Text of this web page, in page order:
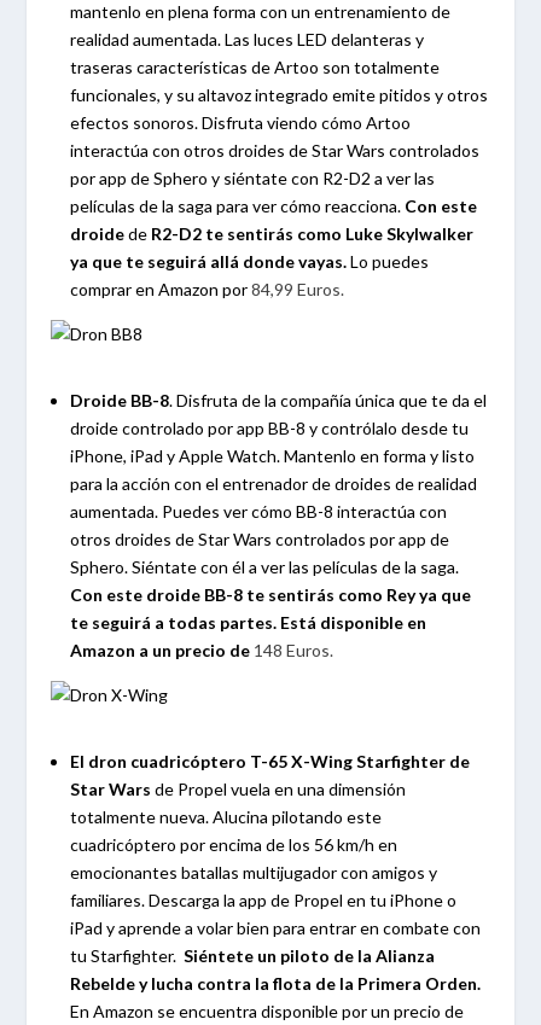
mantenlo en plena forma con un entrenamiento de
realidad aumentada. Las luces LED delanteras y
traseras características de Artoo son totalmente
funcionales, y su altavoz integrado emite pitidos y otros
efectos sonoros. Disfruta viendo cómo Artoo
interactúa con otros droides de Star Wars controlados
por app de Sphero y siéntate con R2-D2 a ver las
películas de la saga para ver cómo reacciona. Con este
droidede R2-D2 te sentirás como Luke Skylwalker
ya que te seguirá allá donde vayas.Lo puedes
comprar en Amazon por84,99 Euros.
Droide BB-8. Disfruta de la compañía única que te da el
droide controlado por app BB-8 y contrólalo desde tu
iPhone, iPad y Apple Watch. Mantenlo en forma y listo
para la acción con el entrenador de droides de realidad
aumentada. Puedes ver cómo BB-8 interactúa con
otros droides de Star Wars controlados por app de
Sphero. Siéntate con él a ver las películas de la saga.
Con este droide BB-8 te sentirás como Rey ya que
te seguirá a todas partes. Está disponible en
Amazon a un precio de 148 Euros.
El dron cuadricóptero T-65 X-Wing Starfighter de
Star Wars de Propel vuela en una dimensión
totalmente nueva. Alucina pilotando este
cuadricóptero por encima de los 56 km/h en
emocionantes batallas multijugador con amigos y
familiares. Descarga la app de Propel en tu iPhone o
iPad y aprende a volar bien para entrar en combate con
tu Starfighter.Siéntete un piloto de la Alianza
Rebelde y lucha contra la flota de la Primera Orden.
En Amazon se encuentra disponible por un precio de